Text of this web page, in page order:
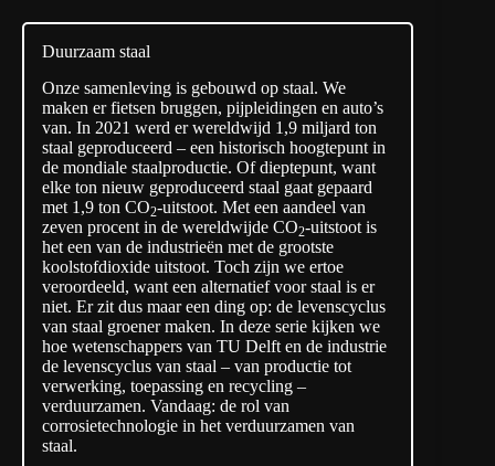
Duurzaam staal
Onze samenleving is gebouwd op staal. We
maken er fietsen bruggen, pijpleidingen en auto’s
van. In 2021 werd er wereldwijd 1,9 miljard ton
staal geproduceerd – een historisch hoogtepunt in
de mondiale staalproductie. Of dieptepunt, want
elke ton nieuw geproduceerd staal gaat gepaard
met 1,9 ton CO2-uitstoot. Met een aandeel van
zeven procent in de wereldwijde CO2-uitstoot is
het een van de industrieën met de grootste
koolstofdioxide uitstoot. Toch zijn we ertoe
veroordeeld, want een alternatief voor staal is er
niet. Er zit dus maar een ding op: de levenscyclus
van staal groener maken. In deze serie kijken we
hoe wetenschappers van TU Delft en de industrie
de levenscyclus van staal – van productie tot
verwerking, toepassing en recycling –
verduurzamen. Vandaag: de rol van
corrosietechnologie in het verduurzamen van
staal.